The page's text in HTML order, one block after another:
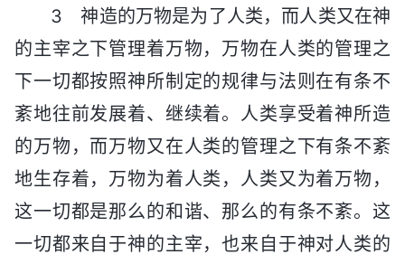
3 神造的万物是为了人类，而人类又在神
的主宰之下管理着万物，万物在人类的管理之
下一切都按照神所制定的规律与法则在有条不
紊地往前发展着、继续着。人类享受着神所造
的万物，而万物又在人类的管理之下有条不紊
地生存着，万物为着人类，人类又为着万物，
这一切都是那么的和谐、那么的有条不紊。这
一切都来自于神的主宰，也来自于神对人类的